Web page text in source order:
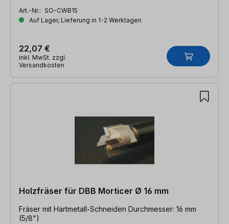
Art.-Nr.: SO-CWB15
Auf Lager, Lieferung in 1-2 Werktagen
22,07 €
inkl. MwSt. zzgl.
Versandkosten
Holzfräser für DBB Morticer Ø 16 mm
Fräser mit Hartmetall-Schneiden Durchmesser: 16 mm
(5/8")